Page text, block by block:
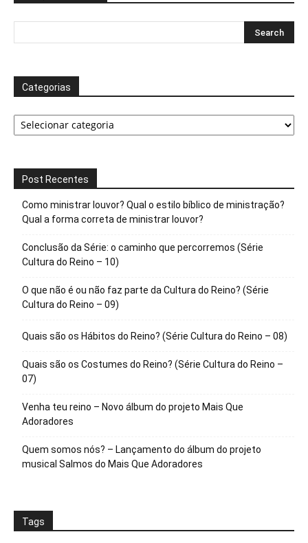
Categorias
Categorias
Post Recentes
Como ministrar louvor? Qual o estilo bíblico de ministração?
Qual a forma correta de ministrar louvor?
Conclusão da Série: o caminho que percorremos (Série
Cultura do Reino – 10)
O que não é ou não faz parte da Cultura do Reino? (Série
Cultura do Reino – 09)
Quais são os Hábitos do Reino? (Série Cultura do Reino – 08)
Quais são os Costumes do Reino? (Série Cultura do Reino –
07)
Venha teu reino – Novo álbum do projeto Mais Que
Adoradores
Quem somos nós? – Lançamento do álbum do projeto
musical Salmos do Mais Que Adoradores
Tags